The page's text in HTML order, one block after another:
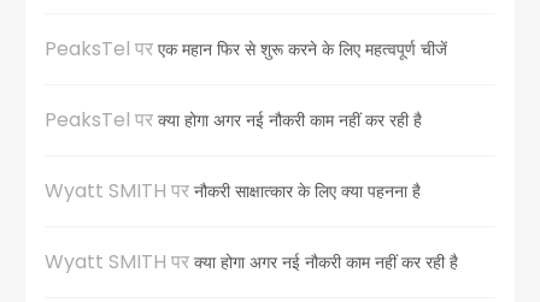
PeaksTel पर एक महान फिर से शुरू करने के लिए महत्वपूर्ण चीजें
PeaksTel पर क्या होगा अगर नई नौकरी काम नहीं कर रही है
Wyatt SMITH पर नौकरी साक्षात्कार के लिए क्या पहनना है
Wyatt SMITH पर क्या होगा अगर नई नौकरी काम नहीं कर रही है